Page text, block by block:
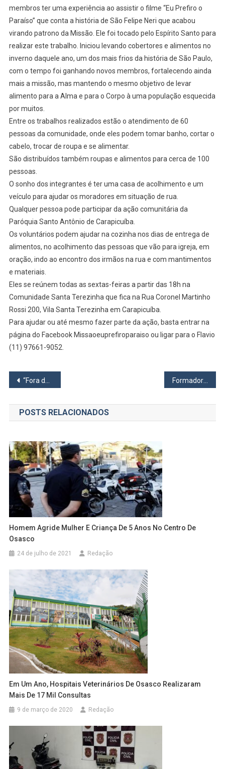
membros ter uma experiência ao assistir o filme “Eu Prefiro o
Paraíso” que conta a história de São Felipe Neri que acabou
virando patrono da Missão. Ele foi tocado pelo Espírito Santo para
realizar este trabalho. Iniciou levando cobertores e alimentos no
inverno daquele ano, um dos mais frios da história de São Paulo,
com o tempo foi ganhando novos membros, fortalecendo ainda
mais a missão, mas mantendo o mesmo objetivo de levar
alimento para a Alma e para o Corpo à uma população esquecida
por muitos.
Entre os trabalhos realizados estão o atendimento de 60
pessoas da comunidade, onde eles podem tomar banho, cortar o
cabelo, trocar de roupa e se alimentar.
São distribuídos também roupas e alimentos para cerca de 100
pessoas.
O sonho dos integrantes é ter uma casa de acolhimento e um
veículo para ajudar os moradores em situação de rua.
Qualquer pessoa pode participar da ação comunitária da
Paróquia Santo Antônio de Carapicuíba.
Os voluntários podem ajudar na cozinha nos dias de entrega de
alimentos, no acolhimento das pessoas que vão para igreja, em
oração, indo ao encontro dos irmãos na rua e com mantimentos
e materiais.
Eles se reúnem todas as sextas-feiras a partir das 18h na
Comunidade Santa Terezinha que fica na Rua Coronel Martinho
Rossi 200, Vila Santa Terezinha em Carapicuíba.
Para ajudar ou até mesmo fazer parte da ação, basta entrar na
página do Facebook Missaoeuprefiroparaiso ou ligar para o Flavio
(11) 97661-9052.
Navegação
de
Post
“Fora de Hora”
POSTS RELACIONADOS
Homem Agride Mulher E Criança De 5 Anos No Centro De
Osasco
24 de julho de 2021 Redação
Em Um Ano, Hospitais Veterinários De Osasco Realizaram
Mais De 17 Mil Consultas
9 de março de 2020 Redação